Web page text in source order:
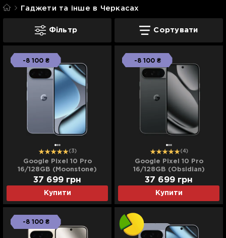
Гаджети та інше в Черкасах
Гаджети та інше в Черкасах
Фільтр Сортувати
-8 100 ₴
(3)
Google Pixel 10 Pro
16/128GB (Moonstone)
Купити
37 699 грн
-8 100 ₴
(4)
Google Pixel 10 Pro
16/128GB (Obsidian)
Купити
37 699 грн
-8 100 ₴